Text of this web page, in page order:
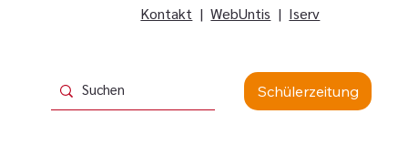
Kontakt |WebUntis | Iserv
Schülerzeitung